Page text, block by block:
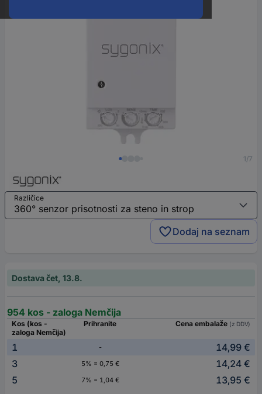
1/7
Različice
Dodaj na seznam
Dostava čet, 13.8.
954 kos - zaloga Nemčija
Kos (kos -
zaloga Nemčija)
Prihranite Cena embalaže (z DDV)
1 -
14,99 €
3
5% = 0,75 €
14,24 €
5
7% = 1,04 € 13,95 €